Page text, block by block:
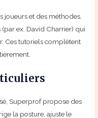
joueurs et des méthodes.
ex. David Charrier) qui
Ces tutoriels complètent
Superprof propose des
la posture, ajuste le